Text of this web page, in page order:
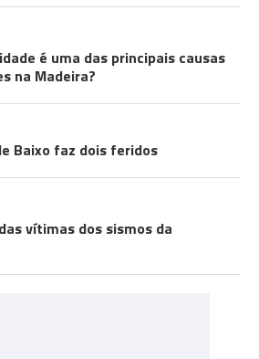
é uma das principais causas
na Madeira?
Baixo faz dois feridos
vítimas dos sismos da